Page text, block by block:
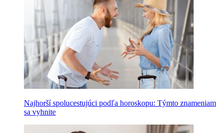
Najhorší spolucestujúci podľa horoskopu: Týmto znameniam
sa vyhnite